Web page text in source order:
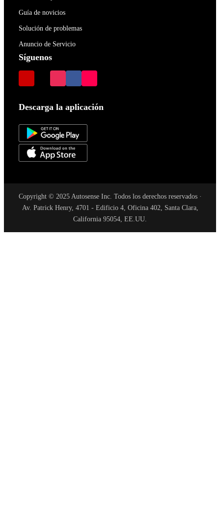
Guía de novicios
Solución de problemas
Anuncio de Servicio
Síguenos
Descarga la aplicación
Copyright © 2025 Autosense Inc. Todos los derechos reservados ·
Av. Patrick Henry, 4701 - Edificio 4, Oficina 402, Santa Clara,
California 95054, EE.UU.